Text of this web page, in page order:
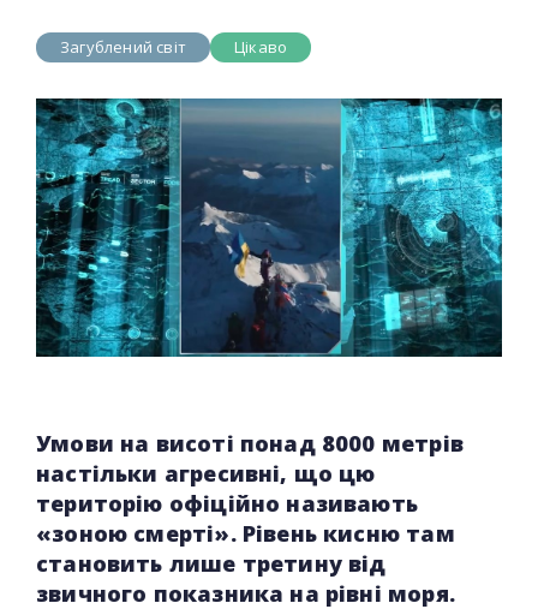
Загублений світ Цікаво
Умови на висоті понад 8000 метрів
настільки агресивні, що цю
територію офіційно називають
«зоною смерті». Рівень кисню там
становить лише третину від
звичного показника на рівні моря.